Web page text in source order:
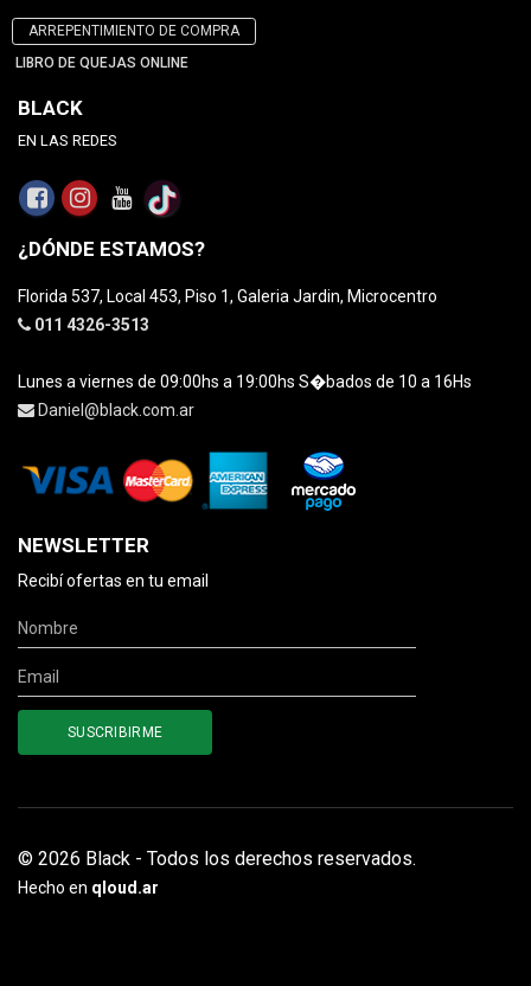
ARREPENTIMIENTO DE COMPRA
LIBRO DE QUEJAS ONLINE
BLACK
EN LAS REDES
¿DÓNDE ESTAMOS?
Florida 537, Local 453, Piso 1, Galeria Jardin, Microcentro
011 4326-3513
Lunes a viernes de 09:00hs a 19:00hs S�bados de 10 a 16Hs
Daniel@black.com.ar
NEWSLETTER
Recibí ofertas en tu email
© 2026 Black - Todos los derechos reservados.
Hecho en qloud.ar